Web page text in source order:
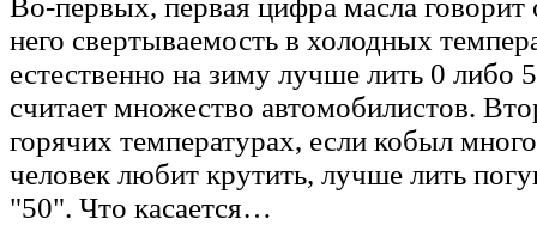
него свертываемость в холодных
естественно на зиму лучше лить 0 либо
считает множество автомобилистов.
горячих температурах, если кобыл
человек любит крутить, лучше лить
"50". Что касается…